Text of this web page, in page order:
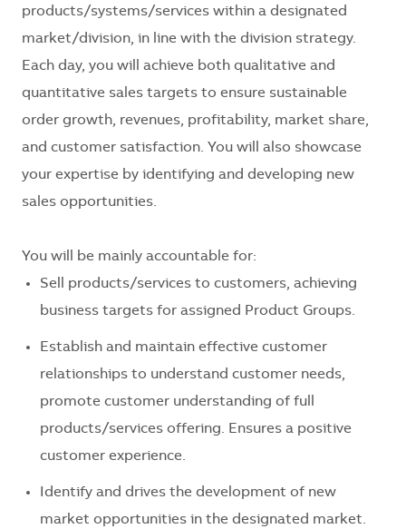
products/systems/services within a designated
market/division, in line with the division strategy.
Each day, you will achieve both qualitative and
quantitative sales targets to ensure sustainable
order growth, revenues, profitability, market share,
and customer satisfaction. You will also showcase
your expertise by identifying and developing new
sales opportunities.
You will be mainly accountable for:
Sell products/services to customers, achieving
business targets for assigned Product Groups.
Establish and maintain effective customer
relationships to understand customer needs,
promote customer understanding of full
products/services offering. Ensures a positive
customer experience.
Identify and drives the development of new
market opportunities in the designated market.